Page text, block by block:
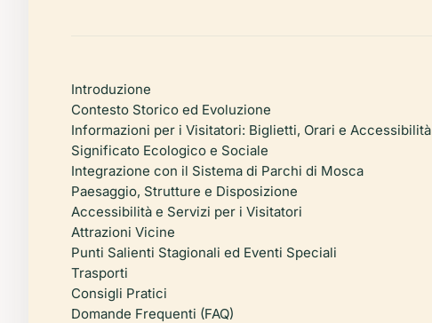
Introduzione
Contesto Storico ed Evoluzione
Informazioni per i Visitatori: Biglietti, Orari e Accessibilità
Significato Ecologico e Sociale
Integrazione con il Sistema di Parchi di Mosca
Paesaggio, Strutture e Disposizione
Accessibilità e Servizi per i Visitatori
Attrazioni Vicine
Punti Salienti Stagionali ed Eventi Speciali
Trasporti
Consigli Pratici
Domande Frequenti (FAQ)